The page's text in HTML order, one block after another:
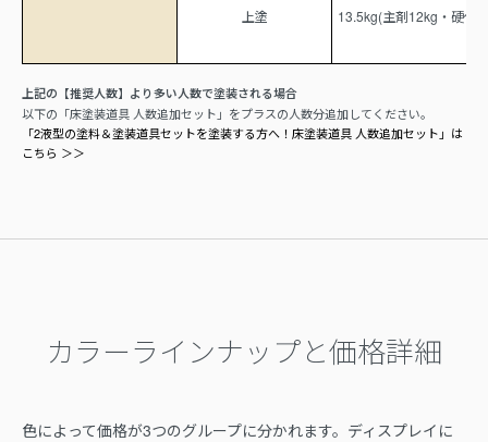
上塗 13.5kg(主剤12kg・硬化
上記の【推奨人数】より多い人数で塗装される場合
以下の「床塗装道具 人数追加セット」をプラスの人数分追加してください。
「2液型の塗料＆塗装道具セットを塗装する方へ！床塗装道具 人数追加セット」は
こちら ＞＞
カラーラインナップと価格詳細
色によって価格が3つのグループに分かれます。ディスプレイに